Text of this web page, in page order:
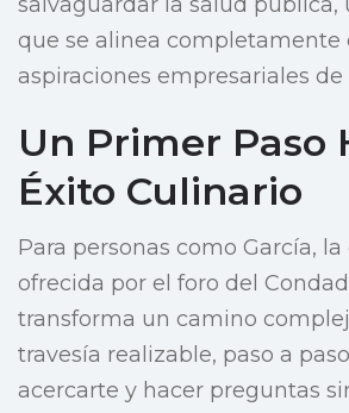
que se alinea completamente
aspiraciones empresariales de
Un Primer Paso
Éxito Culinario
Para personas como García,
ofrecida por el foro del
transforma un camino
travesía realizable, paso a
acercarte y hacer preguntas